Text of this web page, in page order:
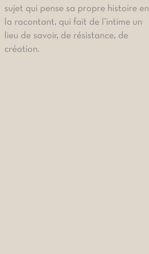
sujet qui pense sa propre histoire en
la racontant, qui fait de l’intime un
lieu de savoir, de résistance, de
création.